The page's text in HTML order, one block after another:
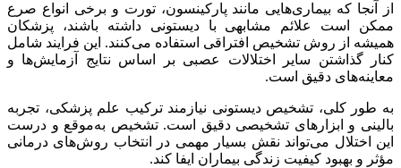
از آنجا که بیماری‌هایی مانند پارکینسون، تورت و برخی انواع صرع
ممکن است علائم مشابهی با دیستونی داشته باشند، پزشکان
همیشه از روش تشخیص افتراقی استفاده می‌کنند. این فرایند شامل
کنار گذاشتن سایر اختلالات عصبی بر اساس نتایج آزمایش‌ها و
معاینه‌های دقیق است.
به طور کلی، تشخیص دیستونی نیازمند ترکیب علم پزشکی، تجربه
بالینی و ابزارهای تشخیصی دقیق است. تشخیص به‌موقع و درست
این اختلال می‌تواند نقش بسیار مهمی در انتخاب روش‌های درمانی
مؤثر و بهبود کیفیت زندگی بیماران ایفا کند.